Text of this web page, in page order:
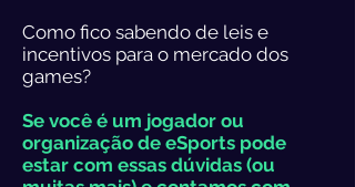
Como fico sabendo de leis e
incentivos para o mercado dos
games?
Se você é um jogador ou
organização de eSports pode
estar com essas dúvidas (ou